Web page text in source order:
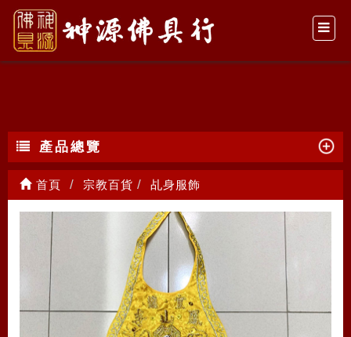
乩身服飾
產品總覽
首頁 宗教百貨 乩身服飾